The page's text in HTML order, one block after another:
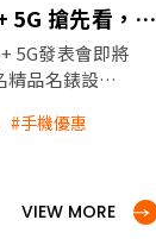
搶先看，與
大師攜手合
色、外觀等資
式發表
5G發表會即將
品名錶設計
，更多詳細
知！
#realme
#手機優惠
VIEW MORE